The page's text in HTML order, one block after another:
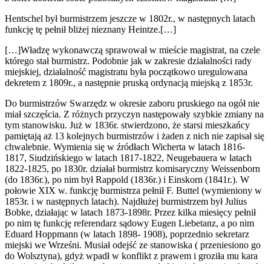
Hentschel był burmistrzem jeszcze w 1802r., w następnych latach
funkcję tę pełnił bliżej nieznany Heintze.[…]
[…]Władzę wykonawczą sprawował w mieście magistrat, na czele
którego stał burmistrz. Podobnie jak w zakresie działalności rady
miejskiej, działalność magistratu była początkowo uregulowana
dekretem z 1809r., a następnie pruską ordynacją miejską z 1853r.
Do burmistrzów Swarzędz w okresie zaboru pruskiego na ogół nie
miał szczęścia. Z różnych przyczyn następowały szybkie zmiany na
tym stanowisku. Już w 1836r. stwierdzono, że starsi mieszkańcy
pamiętają aż 13 kolejnych burmistrzów i żaden z nich nie zapisał się
chwalebnie. Wymienia się w źródłach Wicherta w latach 1816-
1817, Siudzińskiego w latach 1817-1822, Neugebauera w latach
1822-1825, po 1830r. działał burmistrz komisaryczny Weissenborn
(do 1836r.), po nim był Rappold (1836r.) i Einskorn (1841r.). W
połowie XIX w. funkcję burmistrza pełnił F. Buttel (wymieniony w
1853r. i w następnych latach). Najdłużej burmistrzem był Julius
Bobke, działając w latach 1873-1898r. Przez kilka miesięcy pełnił
po nim tę funkcję referendarz sądowy Eugen Liebetanz, a po nim
Eduard Hoppmann (w latach 1898- 1908), poprzednio sekretarz
miejski we Wrześni. Musiał odejść ze stanowiska ( przeniesiono go
do Wolsztyna), gdyż wpadł w konflikt z prawem i groziła mu kara